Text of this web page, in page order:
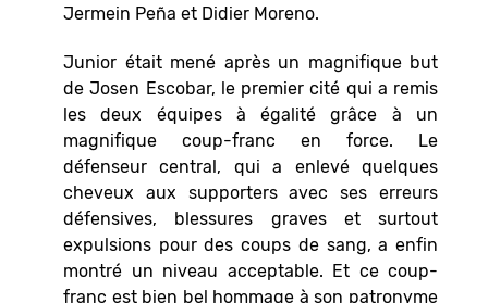
Jermein Peña et Didier Moreno.
Junior était mené après un magnifique but
de Josen Escobar, le premier cité qui a remis
les deux équipes à égalité grâce à un
magnifique coup-franc en force. Le
défenseur central, qui a enlevé quelques
cheveux aux supporters avec ses erreurs
défensives, blessures graves et surtout
expulsions pour des coups de sang, a enfin
montré un niveau acceptable. Et ce coup-
franc est bien bel hommage à son patronyme